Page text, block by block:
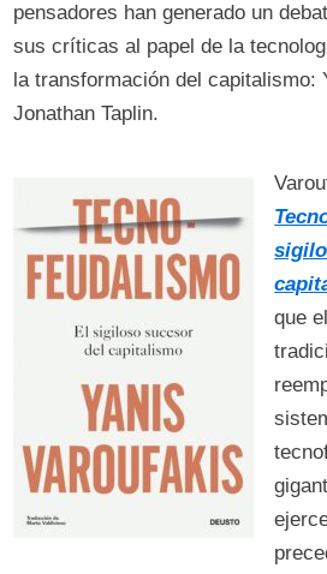
pensadores han generado un
sus críticas al papel de la
la transformación del capitalismo:
Jonathan Taplin.
que